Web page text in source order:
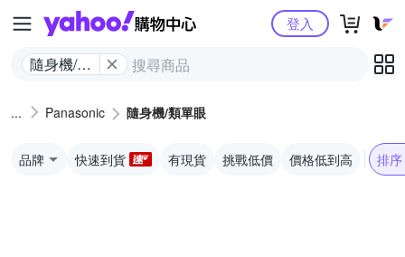
Yahoo購物中心
隨身機/類
登入
Panasonic 隨身機/類單眼
品牌 快速到貨 有現貨 挑戰低價 價格低到高 排序